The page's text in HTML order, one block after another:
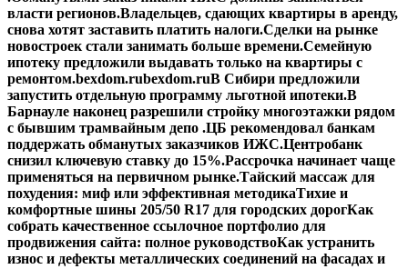
власти регионов.Владельцев, сдающих квартиры в аренду,
снова хотят заставить платить налоги.Сделки на рынке
новостроек стали занимать больше времени.Семейную
ипотеку предложили выдавать только на квартиры с
ремонтом.bexdom.rubexdom.ruВ Сибири предложили
запустить отдельную программу льготной ипотеки.В
Барнауле наконец разрешили стройку многоэтажки рядом
с бывшим трамвайным депо .ЦБ рекомендовал банкам
поддержать обманутых заказчиков ИЖС.Центробанк
снизил ключевую ставку до 15%.Рассрочка начинает чаще
применяться на первичном рынке.Тайский массаж для
похудения: миф или эффективная методикаТихие и
комфортные шины 205/50 R17 для городских дорогКак
собрать качественное ссылочное портфолио для
продвижения сайта: полное руководствоКак устранить
износ и дефекты металлических соединений на фасадах и